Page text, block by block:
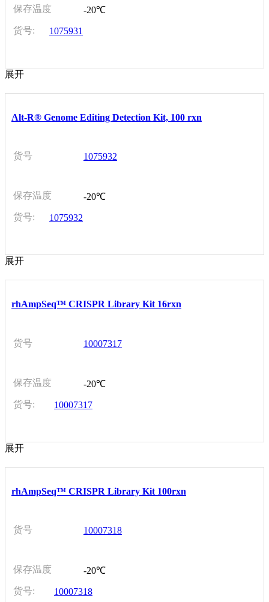
保存温度
-20℃
货号:
1075931
展开
Alt-R® Genome Editing Detection Kit, 100 rxn
货号 1075932
保存温度
-20℃
货号:
1075932
展开
rhAmpSeq™ CRISPR Library Kit 16rxn
货号 10007317
保存温度
-20℃
货号:
10007317
展开
rhAmpSeq™ CRISPR Library Kit 100rxn
货号 10007318
保存温度
-20℃
货号:
10007318